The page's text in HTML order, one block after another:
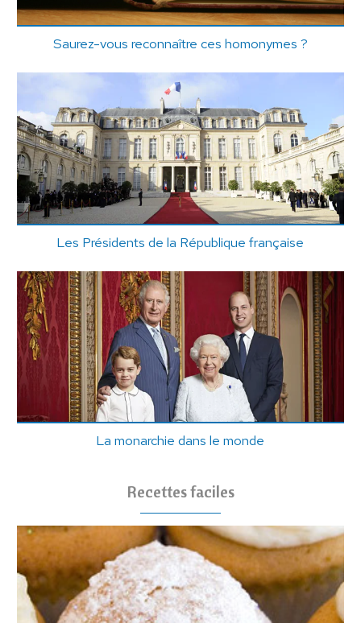
Saurez-vous reconnaître ces homonymes ?
Les Présidents de la République française
La monarchie dans le monde
Recettes faciles